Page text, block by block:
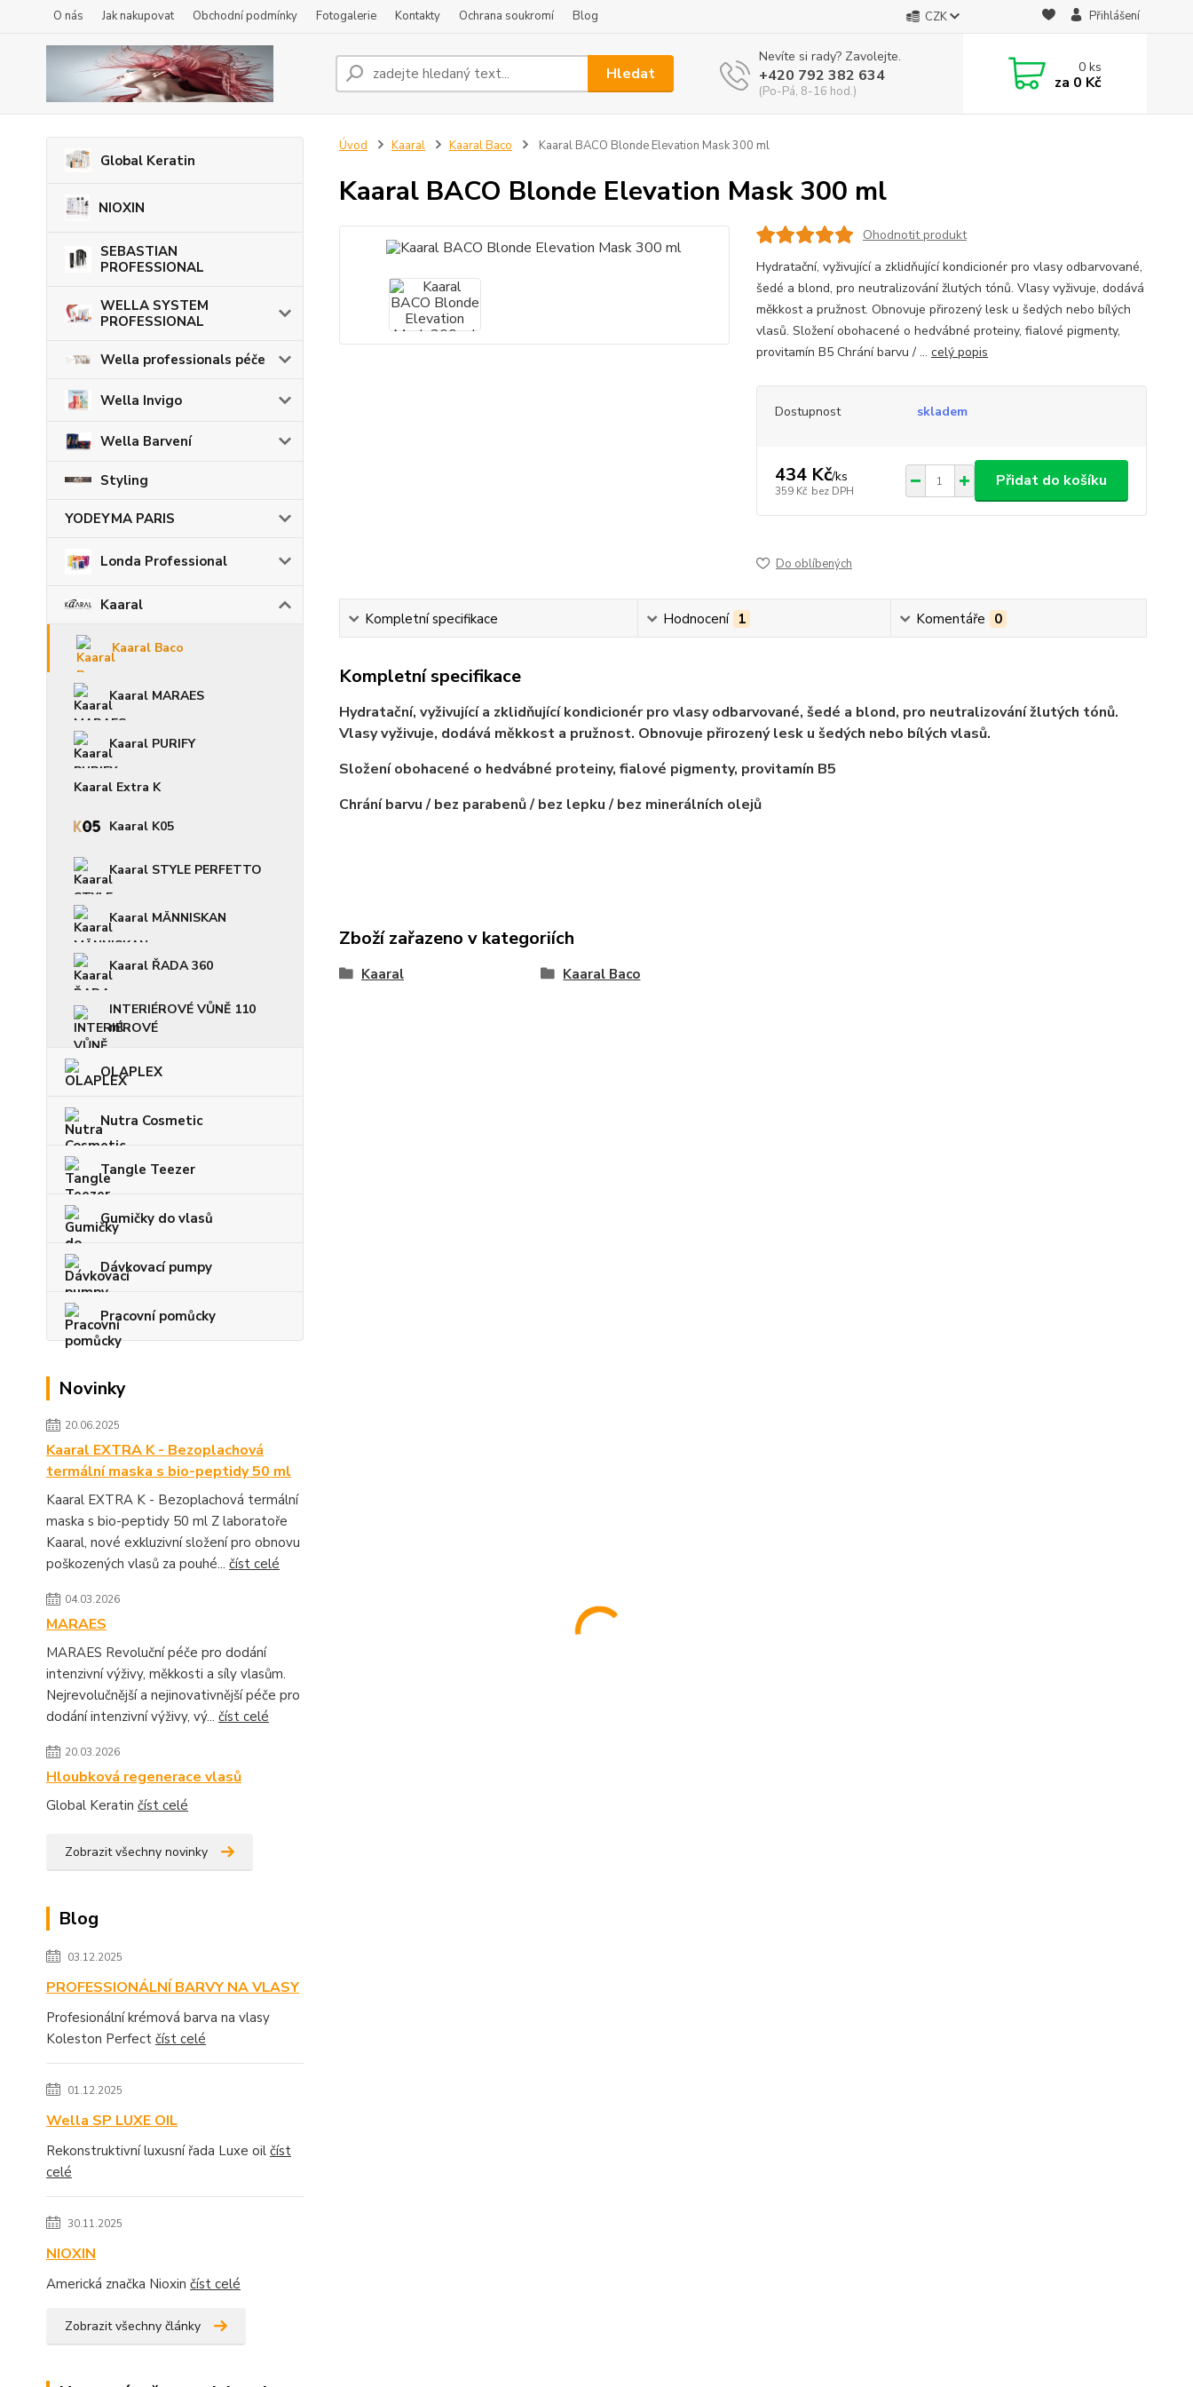
O nás Jak nakupovat Obchodní podmínky Fotogalerie Kontakty Ochrana soukromí Blog CZK Přihlášení
Hledat
Nevíte si rady? Zavolejte.
+420 792 382 634
(Po-Pá, 8-16 hod.)
0ks
za 0 Kč
Global Keratin
NIOXIN
SEBASTIAN
PROFESSIONAL
WELLA SYSTEM
PROFESSIONAL
Wella professionals péče
Wella Invigo
Wella Barvení
Styling
YODEYMA PARIS
Londa Professional
Kaaral
Kaaral Baco
Kaaral MARAES
Kaaral PURIFY
Kaaral Extra K
Kaaral K05
Kaaral STYLE PERFETTO
Kaaral MÄNNISKAN
Kaaral ŘADA 360
INTERIÉROVÉ VŮNĚ 110
ml
OLAPLEX
Nutra Cosmetic
Tangle Teezer
Gumičky do vlasů
Dávkovací pumpy
Pracovní pomůcky
Novinky
20.06.2025
Kaaral EXTRA K - Bezoplachová
termální maska s bio-peptidy 50 ml
Kaaral EXTRA K - Bezoplachová termální
maska s bio-peptidy 50 ml Z laboratoře
Kaaral, nové exkluzivní složení pro obnovu
poškozených vlasů za pouhé... číst celé
04.03.2026
MARAES
MARAES Revoluční péče pro dodání
intenzivní výživy, měkkosti a síly vlasům.
Nejrevolučnější a nejinovativnější péče pro
dodání intenzivní výživy, vý... číst celé
20.03.2026
Hloubková regenerace vlasů
Global Keratin číst celé
Zobrazit všechny novinky
Blog
03.12.2025
PROFESSIONÁLNÍ BARVY NA VLASY
Profesionální krémová barva na vlasy
Koleston Perfect číst celé
01.12.2025
Wella SP LUXE OIL
Rekonstruktivní luxusní řada Luxe oil číst
celé
30.11.2025
NIOXIN
Americká značka Nioxin číst celé
Zobrazit všechny články
Úvod Kaaral Kaaral Baco Kaaral BACO Blonde Elevation Mask 300 ml
Kaaral BACO Blonde Elevation Mask 300 ml
Ohodnotit produkt
Hydratační, vyživující a zklidňující kondicionér pro vlasy odbarvované,
šedé a blond, pro neutralizování žlutých tónů. Vlasy vyživuje, dodává
měkkost a pružnost. Obnovuje přirozený lesk u šedých nebo bílých
vlasů. Složení obohacené o hedvábné proteiny, fialové pigmenty,
provitamín B5 Chrání barvu / ... celý popis
Dostupnost skladem
434 Kč/ks
359 Kč bez DPH
Přidat do košíku
Do oblíbených
Kompletní specifikace Hodnocení 1 Komentáře 0
Kompletní specifikace
Hydratační, vyživující a zklidňující kondicionér pro vlasy odbarvované, šedé a blond, pro neutralizování žlutých tónů.
Vlasy vyživuje, dodává měkkost a pružnost. Obnovuje přirozený lesk u šedých nebo bílých vlasů.
Složení obohacené o hedvábné proteiny, fialové pigmenty, provitamín B5
Chrání barvu / bez parabenů / bez lepku / bez minerálních olejů
Zboží zařazeno v kategoriích
Kaaral Kaaral Baco